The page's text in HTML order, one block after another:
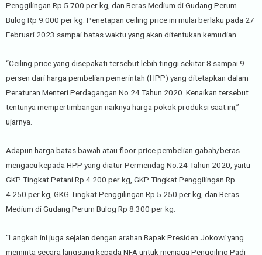
Penggilingan Rp 5.700 per kg, dan Beras Medium di Gudang Perum
Bulog Rp 9.000 per kg. Penetapan ceiling price ini mulai berlaku pada 27
Februari 2023 sampai batas waktu yang akan ditentukan kemudian.
“Ceiling price yang disepakati tersebut lebih tinggi sekitar 8 sampai 9
persen dari harga pembelian pemerintah (HPP) yang ditetapkan dalam
Peraturan Menteri Perdagangan No.24 Tahun 2020. Kenaikan tersebut
tentunya mempertimbangan naiknya harga pokok produksi saat ini,”
ujarnya.
Adapun harga batas bawah atau floor price pembelian gabah/beras
mengacu kepada HPP yang diatur Permendag No.24 Tahun 2020, yaitu
GKP Tingkat Petani Rp 4.200 per kg, GKP Tingkat Penggilingan Rp
4.250 per kg, GKG Tingkat Penggilingan Rp 5.250 per kg, dan Beras
Medium di Gudang Perum Bulog Rp 8.300 per kg.
“Langkah ini juga sejalan dengan arahan Bapak Presiden Jokowi yang
meminta secara langsung kepada NFA untuk menjaga Penggiling Padi